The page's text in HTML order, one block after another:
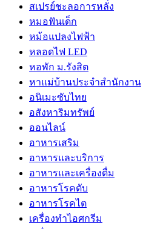
สเปรย์ชะลอการหลั่ง
หมอฟันเด็ก
หม้อแปลงไฟฟ้า
หลอดไฟ LED
หอพัก ม.รังสิต
หาแม่บ้านประจำสำนักงาน
อนิเมะซับไทย
อสังหาริมทรัพย์
ออนไลน์
อาหารเสริม
อาหารและบริการ
อาหารและเครื่องดื่ม
อาหารโรคตับ
อาหารโรคไต
เครื่องทำไอศกรีม